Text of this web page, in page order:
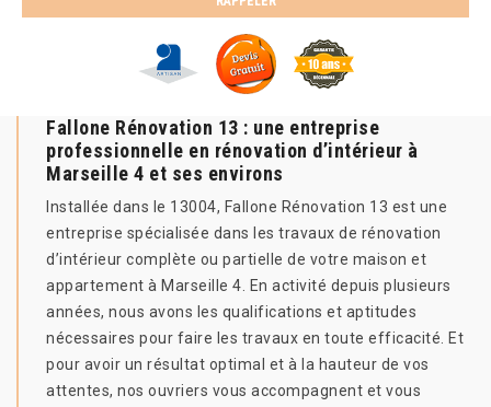
Fallone Rénovation 13 : une entreprise
professionnelle en rénovation d’intérieur à
Marseille 4 et ses environs
Installée dans le 13004, Fallone Rénovation 13 est une
entreprise spécialisée dans les travaux de rénovation
d’intérieur complète ou partielle de votre maison et
appartement à Marseille 4. En activité depuis plusieurs
années, nous avons les qualifications et aptitudes
nécessaires pour faire les travaux en toute efficacité. Et
pour avoir un résultat optimal et à la hauteur de vos
attentes, nos ouvriers vous accompagnent et vous